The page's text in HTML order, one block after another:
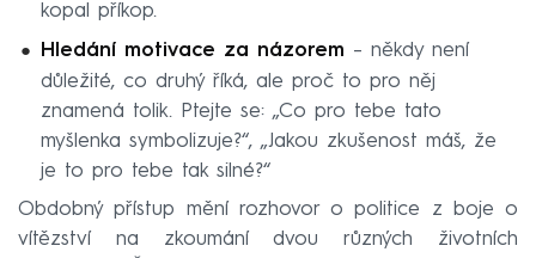
kopal příkop.
Hledání motivace za názorem – někdy není
důležité, co druhý říká, ale proč to pro něj
znamená tolik. Ptejte se: „Co pro tebe tato
myšlenka symbolizuje?“, „Jakou zkušenost máš, že
je to pro tebe tak silné?“
Obdobný přístup mění rozhovor o politice z boje o
vítězství na zkoumání dvou různých životních